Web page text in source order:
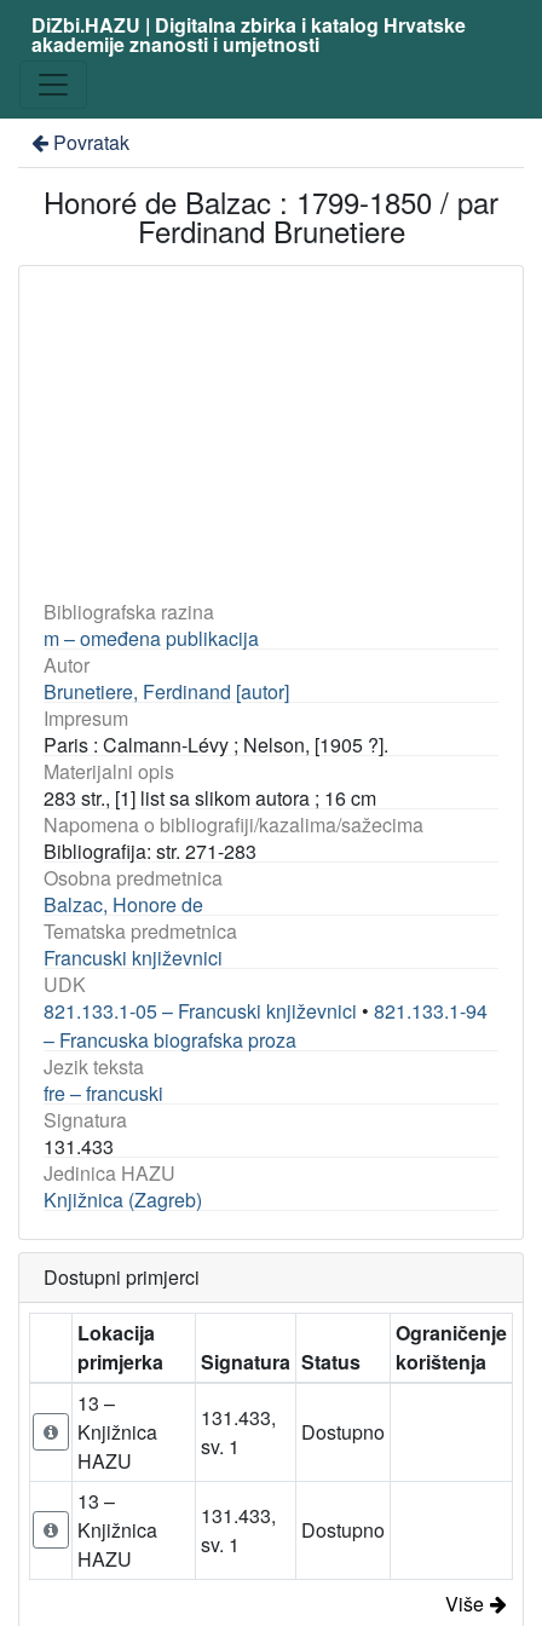
DiZbi.HAZU | Digitalna zbirka i katalog Hrvatske
akademije znanosti i umjetnosti
Povratak
Honoré de Balzac : 1799-1850 / par
Ferdinand Brunetiere
Bibliografska razina
m – omeđena publikacija
Autor
Brunetiere, Ferdinand [autor]
Impresum
Paris : Calmann-Lévy ; Nelson, [1905 ?].
Materijalni opis
283 str., [1] list sa slikom autora ; 16 cm
Napomena o bibliografiji/kazalima/sažecima
Bibliografija: str. 271-283
Osobna predmetnica
Balzac, Honore de
Tematska predmetnica
Francuski književnici
UDK
821.133.1-05 – Francuski književnici • 821.133.1-94
– Francuska biografska proza
Jezik teksta
fre – francuski
Signatura
131.433
Jedinica HAZU
Knjižnica (Zagreb)
Dostupni primjerci
Lokacija
primjerka
Signatura Status
Ograničenje
korištenja
13 –
Knjižnica
HAZU
131.433,
sv. 1
Dostupno
13 –
Knjižnica
HAZU
131.433,
sv. 1
Dostupno
Više